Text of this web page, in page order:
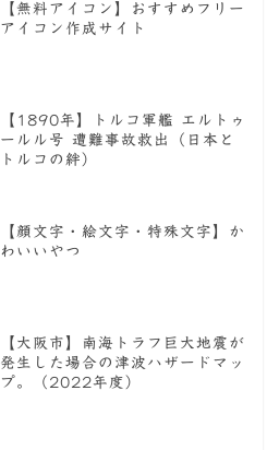
【無料アイコン】おすすめフリー
アイコン作成サイト
【1890年】トルコ軍艦 エルトゥ
ールル号 遭難事故救出（日本と
トルコの絆）
【顔文字・絵文字・特殊文字】か
わいいやつ
【大阪市】南海トラフ巨大地震が
発生した場合の津波ハザードマッ
プ。（2022年度）